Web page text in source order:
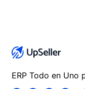
ERP Todo en Uno